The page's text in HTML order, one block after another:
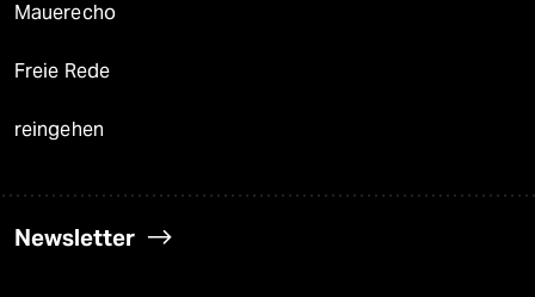
Mauerecho
Freie Rede
reingehen
Newsletter